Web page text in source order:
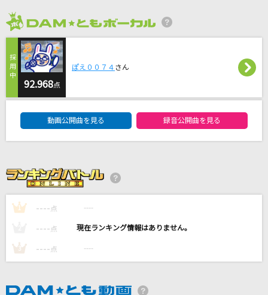
Jam
YUI
BLUE
BIGBANG
恋詩
いきものがかり
[生音]雨と僕の話
back number
DAMの新曲・ランキングなど
92.968点
ぽえ００７４ さん
動画公開曲を見る 録音公開曲を見る
1 ---- 点 ----
---- 点 ----
3 ---- 点 ----